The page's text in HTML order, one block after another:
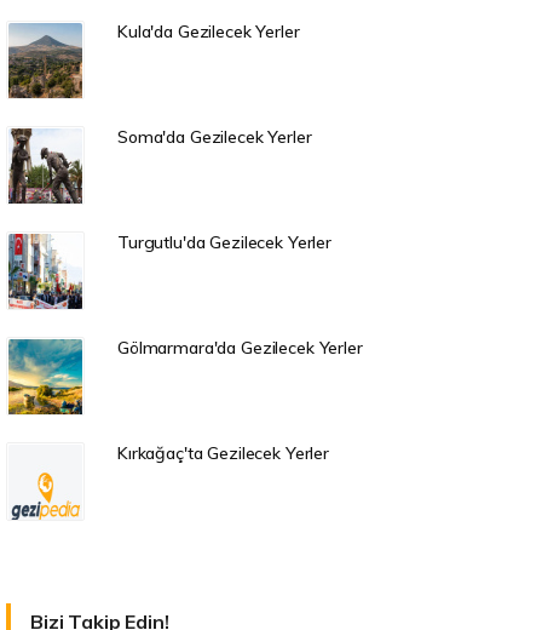
Kula'da Gezilecek Yerler
Soma'da Gezilecek Yerler
Turgutlu'da Gezilecek Yerler
Gölmarmara'da Gezilecek Yerler
Kırkağaç'ta Gezilecek Yerler
Bizi Takip Edin!